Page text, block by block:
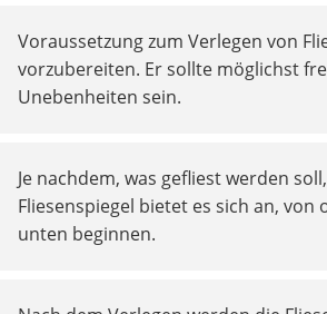
Voraussetzung zum Verlegen von
vorzubereiten. Er sollte möglichst
Unebenheiten sein.
Je nachdem, was gefliest werden
Fliesenspiegel bietet es sich an,
unten beginnen.